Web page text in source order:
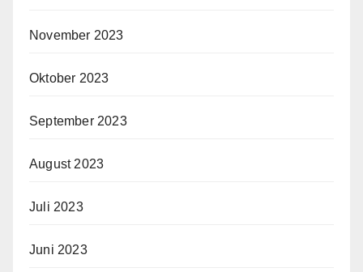
November 2023
Oktober 2023
September 2023
August 2023
Juli 2023
Juni 2023